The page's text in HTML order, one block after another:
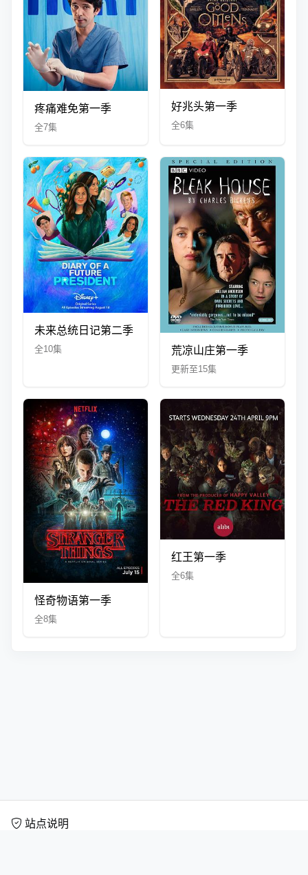
疼痛难免第一季
全7集
好兆头第一季
全6集
未来总统日记第二季
全10集 荒凉山庄第一季
更新至15集
怪奇物语第一季
全8集
红王第一季
全6集
站点说明